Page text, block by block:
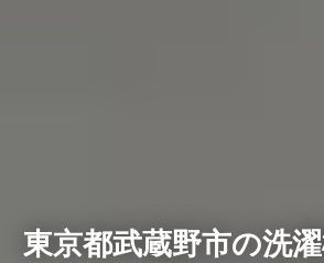
東京都武蔵野市の洗